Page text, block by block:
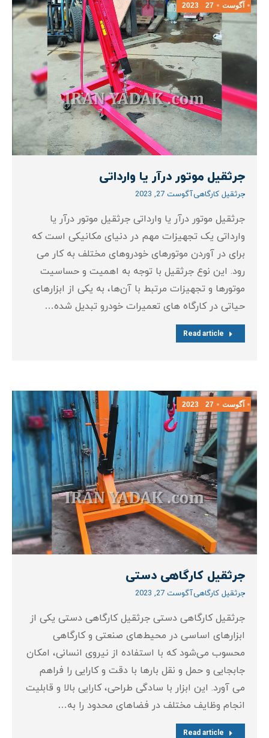
آگوست 27
2023
جرثقیل موتور درآر یا وارداتی
جرثقیل کارگاهیآگوست 27, 2023
جرثقیل موتور درآر یا وارداتی جرثقیل موتور درآر یا
وارداتی یک تجهیزات مهم در دنیای مکانیکی است که
برای در آوردن موتورهای خودروهای مختلف به کار می‌
رود. این نوع جرثقیل با توجه به اهمیت و حساسیت
موتورها و تجهیزات مرتبط با آن‌ها، به یکی از ابزارهای
حیاتی در کارگاه‌ های تعمیرات خودرو تبدیل شده…
Read article
آگوست 27
2023
جرثقیل کارگاهی دستی
جرثقیل کارگاهیآگوست 27, 2023
جرثقیل کارگاهی دستی جرثقیل کارگاهی دستی یکی از
ابزارهای اساسی در محیط‌های صنعتی و کارگاهی
محسوب می‌شود که با استفاده از نیروی انسانی، امکان
جابجایی و حمل و نقل بارها با دقت و کارایی را فراهم
می‌ آورد. این ابزار با سادگی طراحی، کارایی بالا و قابلیت
انجام وظایف مختلف در فضاهای محدود را به…
Read article